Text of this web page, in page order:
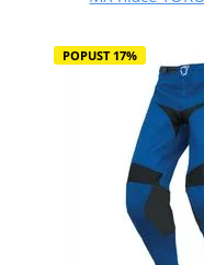
POPUST 17%